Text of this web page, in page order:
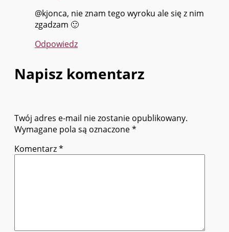
@kjonca, nie znam tego wyroku ale się z nim
zgadzam 🙂
Odpowiedz
Napisz komentarz
Twój adres e-mail nie zostanie opublikowany.
Wymagane pola są oznaczone*
Komentarz*